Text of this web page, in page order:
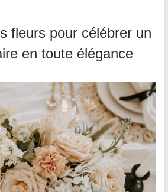
fleurs pour célébrer un
en toute élégance